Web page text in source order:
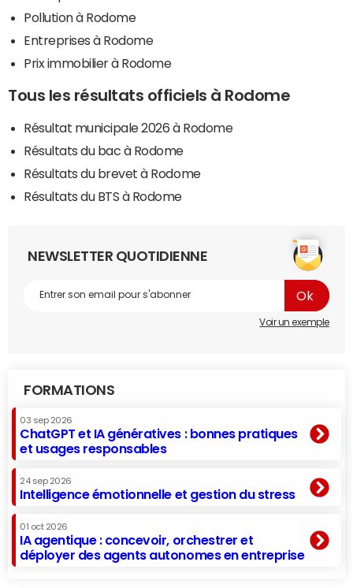
Pollution à Rodome
Entreprises à Rodome
Prix immobilier à Rodome
Tous les résultats officiels à Rodome
Résultat municipale 2026 à Rodome
Résultats du bac à Rodome
Résultats du brevet à Rodome
Résultats du BTS à Rodome
NEWSLETTER QUOTIDIENNE
Voir un exemple
FORMATIONS
03 sep 2026
ChatGPT et IA génératives : bonnes pratiques
et usages responsables
24 sep 2026
Intelligence émotionnelle et gestion du stress
01 oct 2026
IA agentique : concevoir, orchestrer et
déployer des agents autonomes en entreprise